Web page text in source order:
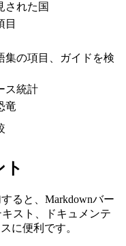
された国
目
集の項目、ガイドを検
ス統計
竜
ると、Markdownバー
スト、ドキュメンテ
に便利です。